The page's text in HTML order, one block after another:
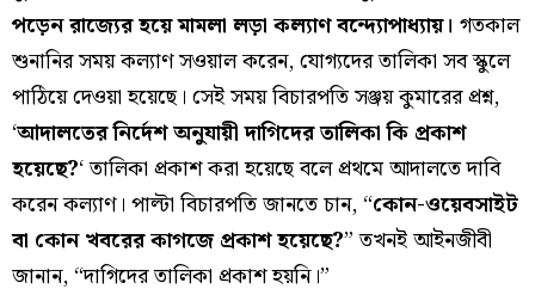
পড়েন রাজ্যের হয়ে মামলা লড়া কল্যাণ বন্দ্যোপাধ্যায়। গতকাল
শুনানির সময় কল্যাণ সওয়াল করেন, যোগ্যদের তালিকা সব স্কুলে
পাঠিয়ে দেওয়া হয়েছে। সেই সময় বিচারপতি সঞ্জয় কুমারের প্রশ্ন,
‘আদালতের নির্দেশ অনুযায়ী দাগিদের তালিকা কি প্রকাশ
হয়েছে?‘ তালিকা প্রকাশ করা হয়েছে বলে প্রথমে আদালতে দাবি
করেন কল্যাণ। পাল্টা বিচারপতি জানতে চান, “কোন-ওয়েবসাইট
বা কোন খবরের কাগজে প্রকাশ হয়েছে?” তখনই আইনজীবী
জানান, “দাগিদের তালিকা প্রকাশ হয়নি।”